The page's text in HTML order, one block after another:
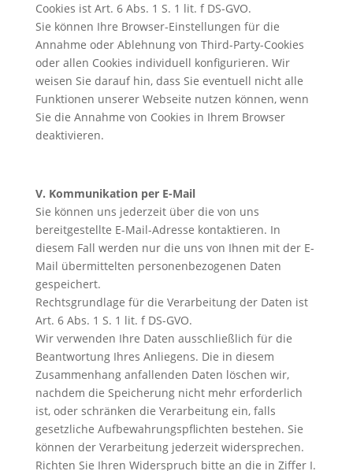
Cookies ist Art. 6 Abs. 1 S. 1 lit. f DS-GVO.
Sie können Ihre Browser-Einstellungen für die
Annahme oder Ablehnung von Third-Party-Cookies
oder allen Cookies individuell konfigurieren. Wir
weisen Sie darauf hin, dass Sie eventuell nicht alle
Funktionen unserer Webseite nutzen können, wenn
Sie die Annahme von Cookies in Ihrem Browser
deaktivieren.
V. Kommunikation per E-Mail
Sie können uns jederzeit über die von uns
bereitgestellte E-Mail-Adresse kontaktieren. In
diesem Fall werden nur die uns von Ihnen mit der E-
Mail übermittelten personenbezogenen Daten
gespeichert.
Rechtsgrundlage für die Verarbeitung der Daten ist
Art. 6 Abs. 1 S. 1 lit. f DS-GVO.
Wir verwenden Ihre Daten ausschließlich für die
Beantwortung Ihres Anliegens. Die in diesem
Zusammenhang anfallenden Daten löschen wir,
nachdem die Speicherung nicht mehr erforderlich
ist, oder schränken die Verarbeitung ein, falls
gesetzliche Aufbewahrungspflichten bestehen. Sie
können der Verarbeitung jederzeit widersprechen.
Richten Sie Ihren Widerspruch bitte an die in Ziffer I.